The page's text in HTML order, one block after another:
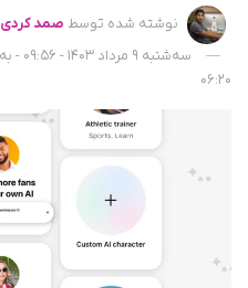
نوشته شده توسط صمد کردی
06:20